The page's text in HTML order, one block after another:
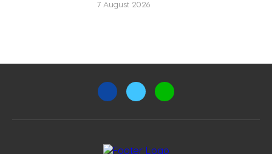
7 August 2026